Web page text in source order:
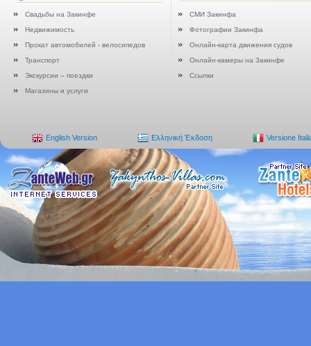
Свадьбы на Закинфе
СМИ Закинфа
Недвижимость
Фотографии Закинфа
Прокат автомобилей - велосипедов
Онлайн-карта движения судов
Транспорт
Онлайн-камеры на Закинфе
Экскурсии – поездки
Ссылки
Магазины и услуги
English Version Ελληνική Έκδοση Versione